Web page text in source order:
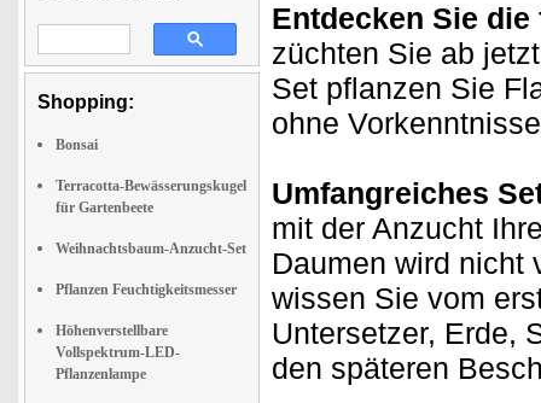
Shopping:
Bonsai
Terracotta-Bewässerungskugel
für Gartenbeete
Weihnachtsbaum-Anzucht-Set
Pflanzen Feuchtigkeitsmesser
Höhenverstellbare
Vollspektrum-LED-
Pflanzenlampe
Entdecken Sie
züchten Sie ab
Set pflanzen Sie
ohne
Umfangreiches
mit der Anzucht
Daumen wird nicht
wissen Sie vom
Untersetzer, Erde,
den späteren